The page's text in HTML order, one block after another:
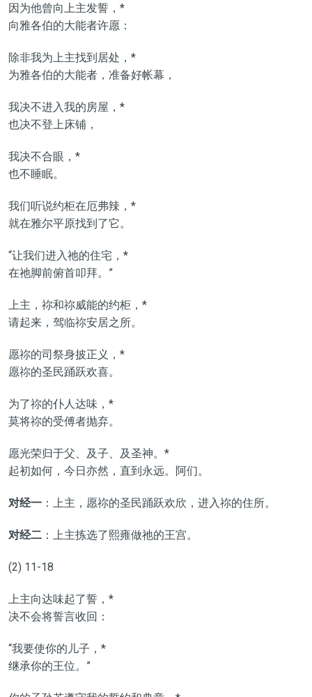
因为他曾向上主发誓，*
向雅各伯的大能者许愿：
除非我为上主找到居处，*
为雅各伯的大能者，准备好帐幕，
我决不进入我的房屋，*
也决不登上床铺，
我决不合眼，*
也不睡眠。
我们听说约柜在厄弗辣，*
就在雅尔平原找到了它。
“让我们进入祂的住宅，*
在祂脚前俯首叩拜。”
上主，祢和祢威能的约柜，*
请起来，驾临祢安居之所。
愿祢的司祭身披正义，*
愿祢的圣民踊跃欢喜。
为了祢的仆人达味，*
莫将祢的受傅者抛弃。
愿光荣归于父、及子、及圣神。*
起初如何，今日亦然，直到永远。阿们。
对经一：上主，愿祢的圣民踊跃欢欣，进入祢的住所。
对经二：上主拣选了熙雍做祂的王宫。
(2) 11-18
上主向达味起了誓，*
决不会将誓言收回：
“我要使你的儿子，*
继承你的王位。”